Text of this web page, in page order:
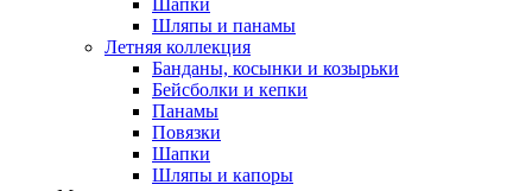
Шапки
Шляпы и панамы
Летняя коллекция
Банданы, косынки и козырьки
Бейсболки и кепки
Панамы
Повязки
Шапки
Шляпы и капоры